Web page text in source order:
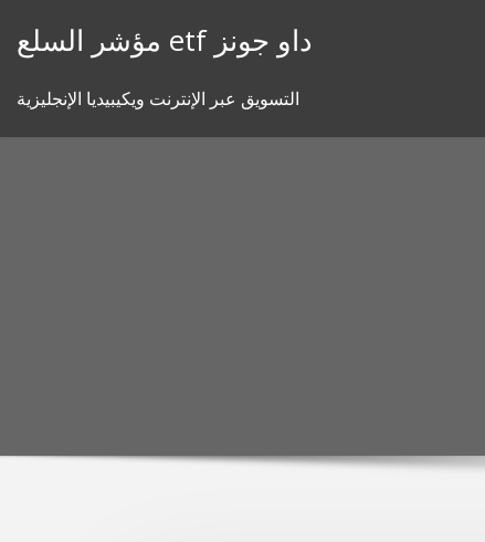
مؤشر السلع etf داو جونز
التسويق عبر الإنترنت ويكيبيديا الإنجليزية